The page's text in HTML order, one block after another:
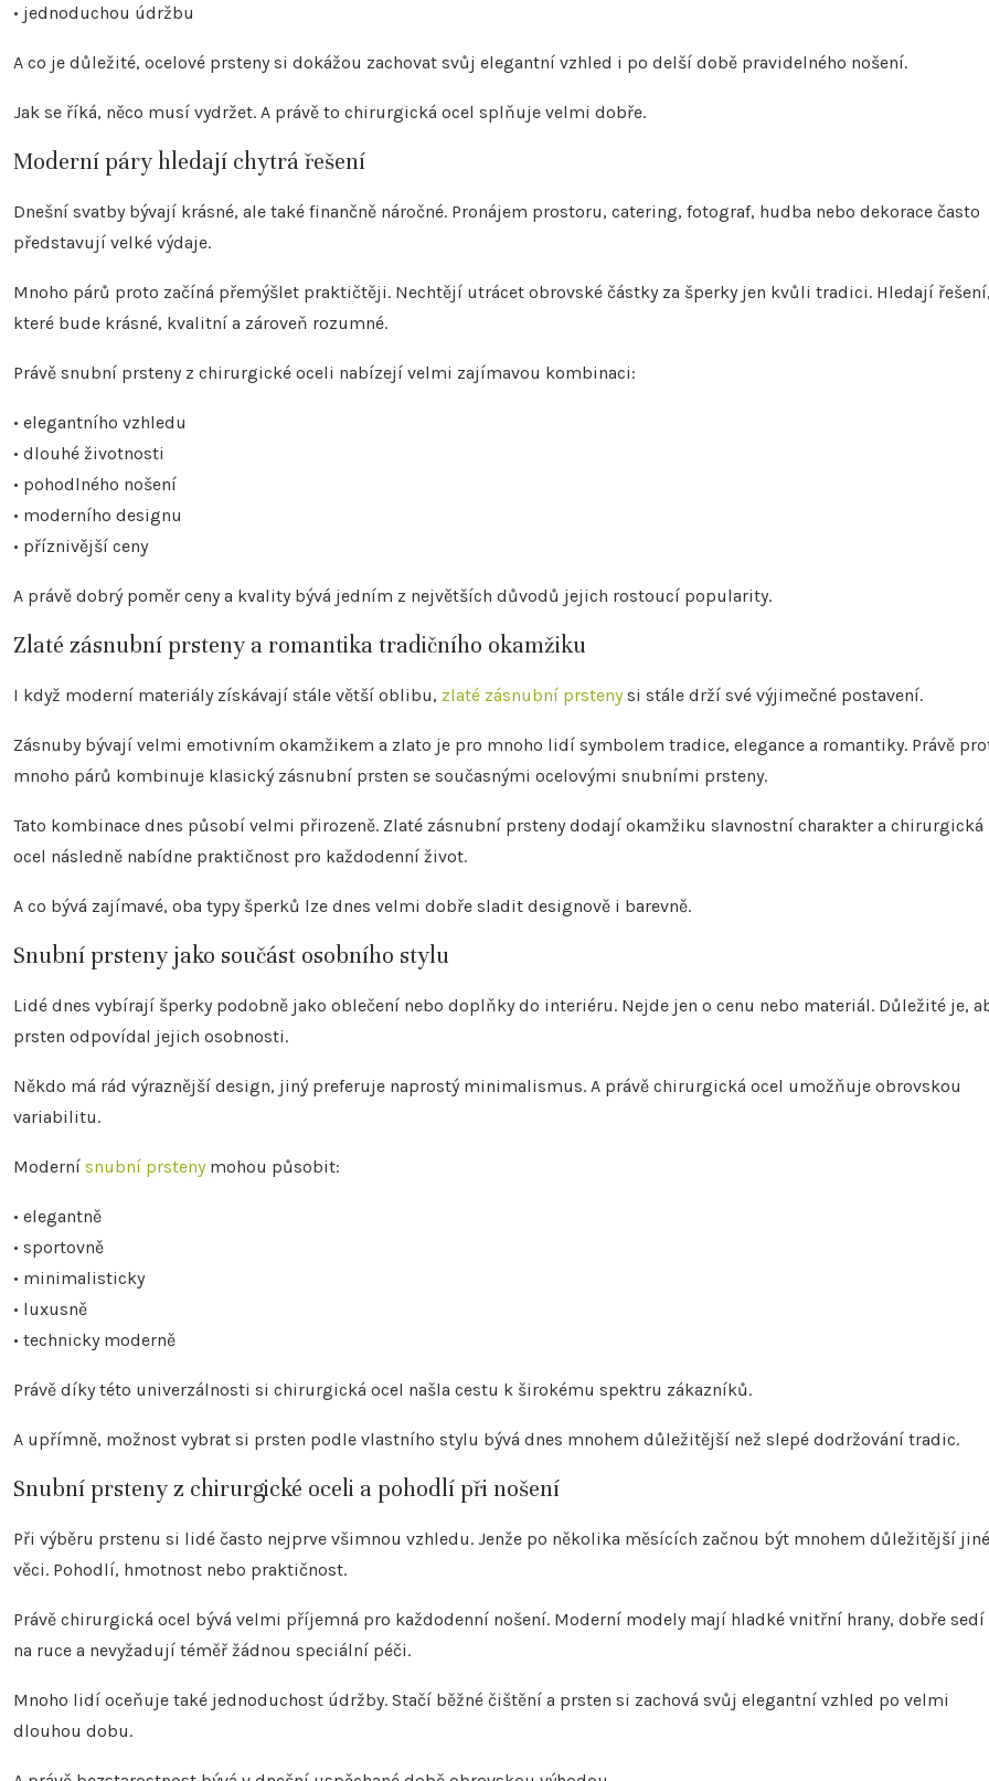
• jednoduchou údržbu
A co je důležité, ocelové prsteny si dokážou zachovat svůj elegantní vzhled i po delší době pravidelného nošení.
Jak se říká, něco musí vydržet. A právě to chirurgická ocel splňuje velmi dobře.
Moderní páry hledají chytrá řešení
Dnešní svatby bývají krásné, ale také finančně náročné. Pronájem prostoru, catering, fotograf, hudba nebo dekorace často
představují velké výdaje.
Mnoho párů proto začíná přemýšlet praktičtěji. Nechtějí utrácet obrovské částky za šperky jen kvůli tradici. Hledají
které bude krásné, kvalitní a zároveň rozumné.
Právě snubní prsteny z chirurgické oceli nabízejí velmi zajímavou kombinaci:
• elegantního vzhledu
• dlouhé životnosti
• pohodlného nošení
• moderního designu
• příznivější ceny
A právě dobrý poměr ceny a kvality bývá jedním z největších důvodů jejich rostoucí popularity.
Zlaté zásnubní prsteny a romantika tradičního okamžiku
I když moderní materiály získávají stále větší oblibu, zlaté zásnubní prstenysi stále drží své výjimečné postavení.
Zásnuby bývají velmi emotivním okamžikem a zlato je pro mnoho lidí symbolem tradice, elegance a romantiky. Právě
mnoho párů kombinuje klasický zásnubní prsten se současnými ocelovými snubními prsteny.
Tato kombinace dnes působí velmi přirozeně. Zlaté zásnubní prsteny dodají okamžiku slavnostní charakter a chirurgická
ocel následně nabídne praktičnost pro každodenní život.
A co bývá zajímavé, oba typy šperků lze dnes velmi dobře sladit designově i barevně.
Snubní prsteny jako součást osobního stylu
Lidé dnes vybírají šperky podobně jako oblečení nebo doplňky do interiéru. Nejde jen o cenu nebo materiál. Důležité je,
prsten odpovídal jejich osobnosti.
Někdo má rád výraznější design, jiný preferuje naprostý minimalismus. A právě chirurgická ocel umožňuje obrovskou
variabilitu.
Moderní snubní prstenymohou působit:
• elegantně
• sportovně
• minimalisticky
• luxusně
• technicky moderně
Právě díky této univerzálnosti si chirurgická ocel našla cestu k širokému spektru zákazníků.
A upřímně, možnost vybrat si prsten podle vlastního stylu bývá dnes mnohem důležitější než slepé dodržování tradic.
Snubní prsteny z chirurgické oceli a pohodlí při nošení
Při výběru prstenu si lidé často nejprve všimnou vzhledu. Jenže po několika měsících začnou být mnohem důležitější jiné
věci. Pohodlí, hmotnost nebo praktičnost.
Právě chirurgická ocel bývá velmi příjemná pro každodenní nošení. Moderní modely mají hladké vnitřní hrany, dobře sedí
na ruce a nevyžadují téměř žádnou speciální péči.
Mnoho lidí oceňuje také jednoduchost údržby. Stačí běžné čištění a prsten si zachová svůj elegantní vzhled po velmi
dlouhou dobu.